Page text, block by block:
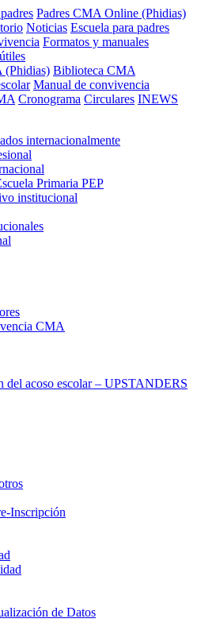
Padres CMA Online (Phidias)
Noticias Escuela para padres
Formatos y manuales
(Phidias) Biblioteca CMA
Manual de convivencia
Cronograma Circulares INEWS
internacionalmente
Primaria PEP
institucional
CMA
del acoso escolar – UPSTANDERS
Inscripción
de Datos